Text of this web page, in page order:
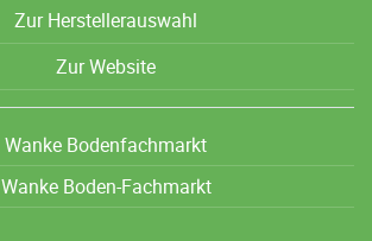
Zur Herstellerauswahl
Zur Website
Wanke Bodenfachmarkt
Wanke Boden-Fachmarkt